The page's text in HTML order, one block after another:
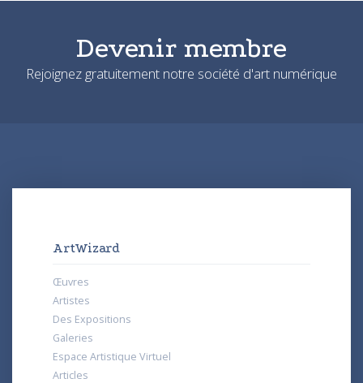
Devenir membre
Rejoignez gratuitement notre société d'art numérique
ArtWizard
Œuvres
Artistes
Des Expositions
Galeries
Espace Artistique Virtuel
Articles